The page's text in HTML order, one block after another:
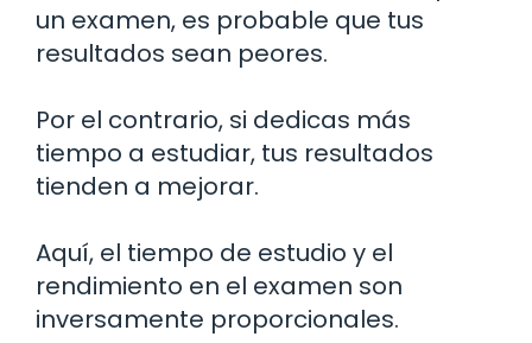
un examen, es probable que tus
resultados sean peores.
Por el contrario, si dedicas más
tiempo a estudiar, tus resultados
tienden a mejorar.
Aquí, el tiempo de estudio y el
rendimiento en el examen son
inversamente proporcionales.